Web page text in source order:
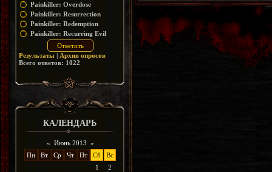
Painkiller: Overdose
Painkiller: Resurrection
Painkiller: Redemption
Painkiller: Recurring Evil
Результаты | Архив опросов
Всего ответов: 1022
КАЛЕНДАРЬ
« Июнь 2013 »
Пн
Вт Ср Чт Пт Сб
Вс
1
2